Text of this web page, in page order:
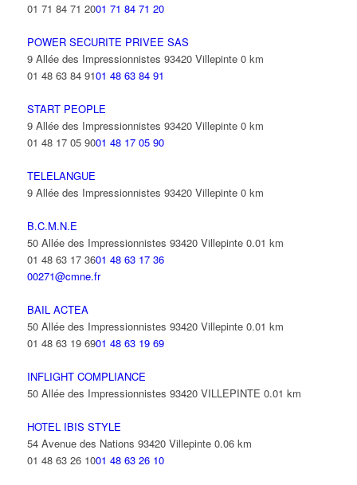
01 71 84 71 2001 71 84 71 20
POWER SECURITE PRIVEE SAS
9 Allée des Impressionnistes 93420 Villepinte 0 km
01 48 63 84 9101 48 63 84 91
START PEOPLE
9 Allée des Impressionnistes 93420 Villepinte 0 km
01 48 17 05 9001 48 17 05 90
TELELANGUE
9 Allée des Impressionnistes 93420 Villepinte 0 km
B.C.M.N.E
50 Allée des Impressionnistes 93420 Villepinte 0.01 km
01 48 63 17 3601 48 63 17 36
00271@cmne.fr
BAIL ACTEA
50 Allée des Impressionnistes 93420 Villepinte 0.01 km
01 48 63 19 6901 48 63 19 69
INFLIGHT COMPLIANCE
50 Allée des Impressionnistes 93420 VILLEPINTE 0.01 km
HOTEL IBIS STYLE
54 Avenue des Nations 93420 Villepinte 0.06 km
01 48 63 26 1001 48 63 26 10